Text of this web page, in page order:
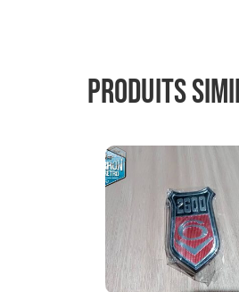
Produits